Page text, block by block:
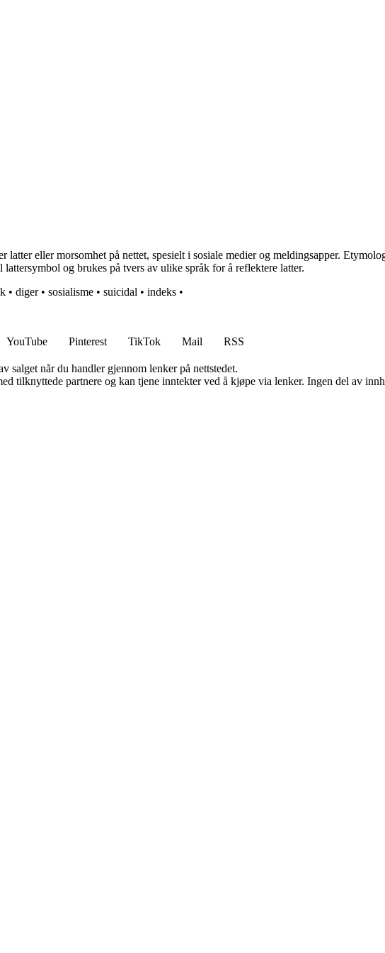
eller morsomhet på nettet, spesielt i sosiale medier og meldingsapper.
og brukes på tvers av ulike språk for å reflektere latter.
• diger• sosialisme • suicidal • indeks •
YouTube Pinterest TikTok Mail
RSS
når du handler gjennom lenker på nettstedet.
tilknyttede partnere og kan tjene inntekter ved å kjøpe via lenker. Ingen del av